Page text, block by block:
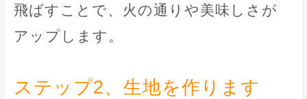
飛ばすことで、火の通りや美味しさが
アップします。
ステップ2、生地を作ります